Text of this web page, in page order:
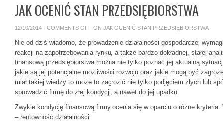
JAK OCENIĆ STAN PRZEDSIĘBIORSTWA
12/10/2014 · COMMENTS OFF ON JAK OCENIĆ STAN PRZEDSIĘBIORSTWA
Nie od dziś wiadomo, że prowadzenie działalności gospodarczej
reakcji na zapotrzebowania rynku, a także bardzo dokładnej, stałej
finansową przedsiębiorstwa można nie tylko poznać jej aktualną
jakie są jej potencjalne możliwości rozwoju oraz jakie mogą być
miał takiej wiedzy to może to zagrozić nie tylko podjęciem złych lub
sprowadzić firmę do złej kondycji, a nawet do jej upadku.
Zwykle kondycję finansową firmy ocenia się w oparciu o różne
– rentowność działalności